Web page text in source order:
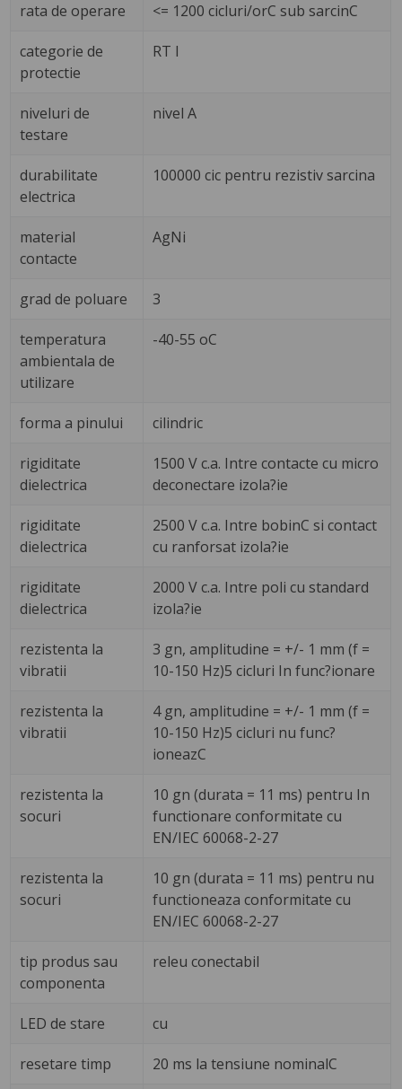
rata de operare <= 1200 cicluri/orC sub sarcinC
categorie de
protectie
RT I
niveluri de
testare
nivel A
durabilitate
electrica
100000 cic pentru rezistiv sarcina
material
contacte
AgNi
grad de poluare 3
temperatura
ambientala de
utilizare
-40-55 oC
forma a pinului cilindric
rigiditate
dielectrica
1500 V c.a. Intre contacte cu micro
deconectare izola?ie
rigiditate
dielectrica
2500 V c.a. Intre bobinC si contact
cu ranforsat izola?ie
rigiditate
dielectrica
2000 V c.a. Intre poli cu standard
izola?ie
rezistenta la
vibratii
3 gn, amplitudine = +/- 1 mm (f =
10-150 Hz)5 cicluri In func?ionare
rezistenta la
vibratii
4 gn, amplitudine = +/- 1 mm (f =
10-150 Hz)5 cicluri nu func?
ioneazC
rezistenta la
socuri
10 gn (durata = 11 ms) pentru In
functionare conformitate cu
EN/IEC 60068-2-27
rezistenta la
socuri
10 gn (durata = 11 ms) pentru nu
functioneaza conformitate cu
EN/IEC 60068-2-27
tip produs sau
componenta
releu conectabil
LED de stare cu
resetare timp 20 ms la tensiune nominalC